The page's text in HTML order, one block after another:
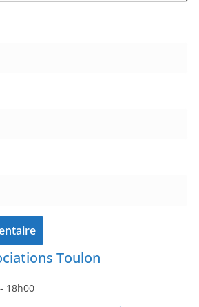
Toulon
- 18h00